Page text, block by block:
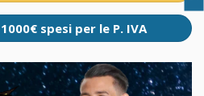
spesi per le P. IVA